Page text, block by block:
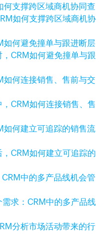
查
如何支撑跨区域商机协
CRM如何避免撞单与跟
CRM如何连接销售、售
CRM如何建立可追踪的
求：CRM中的多产品线